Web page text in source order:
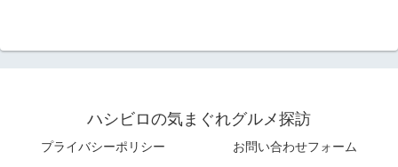
ハシビロの気まぐれグルメ探訪
プライバシーポリシー お問い合わせフォーム